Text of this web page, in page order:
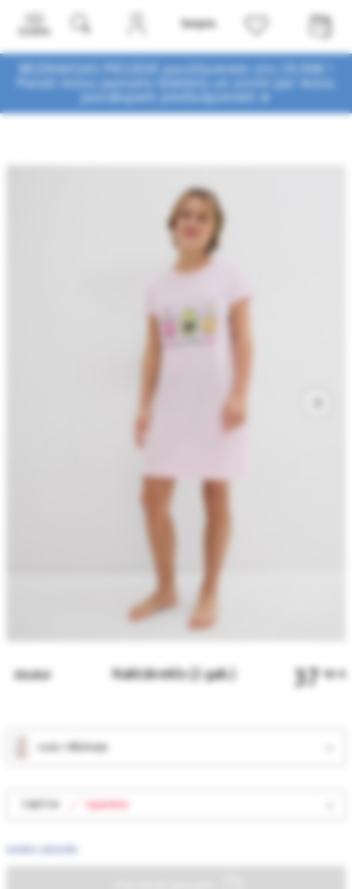
BEZMAKSAS PIEGĀDE pasūtījumiem virs 29,90€ !
Pasūti mūsu jaunumu biļetenu un uzzini par mūsu
Atpakaļ Naktskrekls (2 gab.) 37
Izmēru ceļvedis